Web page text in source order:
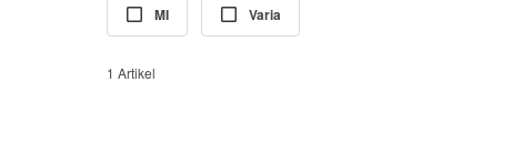
MI Varia
1 Artikel